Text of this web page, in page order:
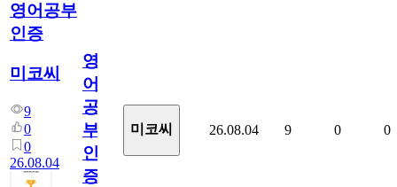
영어공부
인증
미코씨
9
0
0
26.08.04
영
어
공
부
인
증
미코씨 26.08.04 9 0 0